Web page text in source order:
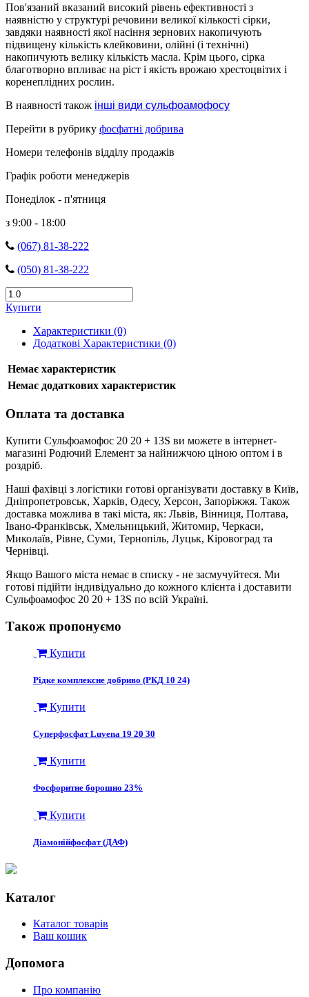
Пов'язаний вказаний високий рівень ефективності з
наявністю у структурі речовини великої кількості сірки,
завдяки наявності якої насіння зернових накопичують
підвищену кількість клейковини, олійні (і технічні)
накопичують велику кількість масла. Крім цього, сірка
благотворно впливає на ріст і якість врожаю хрестоцвітих і
коренеплідних рослин.
В наявності також інші види сульфоамофосу
Перейти в рубрику фосфатні добрива
Номери телефонів відділу продажів
Графік роботи менеджерів
Понеділок - п'ятниця
з 9:00 - 18:00
(067) 81-38-222
(050) 81-38-222
Купити
Характеристики (0)
Додаткові Характеристики (0)
Немає характеристик
Немає додаткових характеристик
Оплата та доставка
Купити Сульфоамофос 20 20 + 13S ви можете в інтернет-
магазині Родючий Елемент за найнижчою ціною оптом і в
роздріб.
Наші фахівці з логістики готові організувати доставку в Київ,
Дніпропетровськ, Харків, Одесу, Херсон, Запоріжжя. Також
доставка можлива в такі міста, як: Львів, Вінниця, Полтава,
Івано-Франківськ, Хмельницький, Житомир, Черкаси,
Миколаїв, Рівне, Суми, Тернопіль, Луцьк, Кіровоград та
Чернівці.
Якщо Вашого міста немає в списку - не засмучуйтеся. Ми
готові підійти індивідуально до кожного клієнта і доставити
Сульфоамофос 20 20 + 13S по всій Україні.
Також пропонуємо
Купити
Рідке комплексне добриво (РКД 10 24)
Купити
Суперфосфат Luvena 19 20 30
Купити
Фосфоритне борошно 23%
Купити
Діамонійфосфат (ДАФ)
Каталог
Каталог товарів
Ваш кошик
Допомога
Про компанію